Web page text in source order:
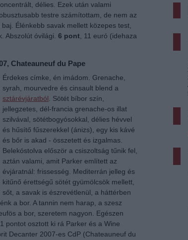
délies. Ezek után valami
testre számítottam, de nem az
Élénkebb savak mellett közepes test,
Abszolút óvilági. 6 pont , 11 euró (idehaza
Chateauneuf du Pape
Érdekes címke, én imádom. Grenache,
syrah, mourvedre és cinsault blend a
sztárévjáratból . Sötét bíbor szín,
jellegzetes, dél-francia grenache-os illat
szilvával, sötétbogyósokkal, délies hévvel
és hűsítő fűszerekkel (ánizs), egy kis kávé
és bőr is akad - összetett és izgalmas.
Belekóstolva először a csiszoltság tűnik fel,
aztán valami, amit Parker említett az
évjáratnál: frissesség. Mediterrán jelleg és
kitűnő érettségű sötét gyümölcsök mellett,
sőt, a savak is észrevétlenül, a háttérben
a bor. A tannin nem harap, a szesz
a bor, szeretem nagyon. Egészen
pontot osztott ki rá Parker és a Wine
Decanter 2007-es CdP (Chateauneuf du